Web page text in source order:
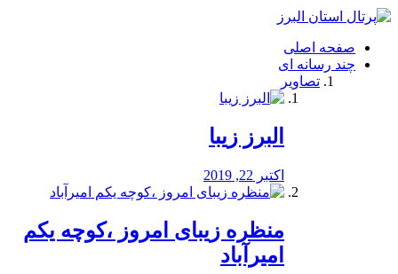
فصد
شرق
تهران
خشکشویی
صفحه اصلی
چند رسانه ای
تصاویر
البرز زیبا
اکتبر 22, 2019
منظره‌‌ زیبای امروز ،کوچه یکم
امیرآباد